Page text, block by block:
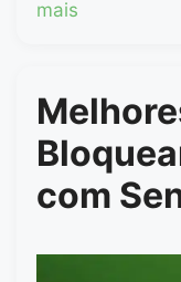
mais
com